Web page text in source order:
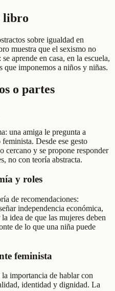
libro
sobre igualdad en
muestra que el sexismo no
aprende en casa, en la escuela,
que imponemos a niños y niñas.
o partes
una amiga le pregunta a
Desde ese gesto
cercano y se propone responder
no con teoría abstracta.
y roles
de recomendaciones:
independencia económica,
idea de que las mujeres deben
de lo que una niña puede
feminista
importancia de hablar con
identidad y dignidad. La